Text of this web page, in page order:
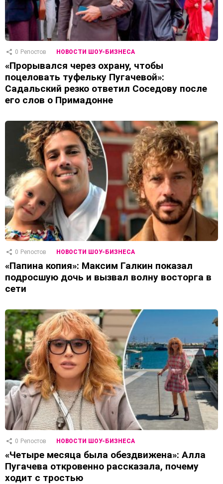
0 Репостов НОВОСТИ ШОУ-БИЗНЕСА
«Прорывался через охрану, чтобы
поцеловать туфельку Пугачевой»:
Садальский резко ответил Соседову после
его слов о Примадонне
0 Репостов НОВОСТИ ШОУ-БИЗНЕСА
«Папина копия»: Максим Галкин показал
подросшую дочь и вызвал волну восторга в
сети
0 Репостов НОВОСТИ ШОУ-БИЗНЕСА
«Четыре месяца была обездвижена»: Алла
Пугачева откровенно рассказала, почему
ходит с тростью